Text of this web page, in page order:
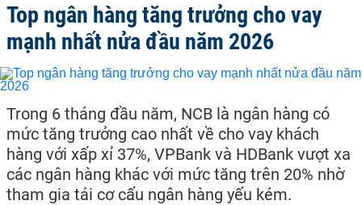
Top ngân hàng tăng trưởng cho vay
mạnh nhất nửa đầu năm 2026
Trong 6 tháng đầu năm, NCB là ngân hàng có
mức tăng trưởng cao nhất về cho vay khách
hàng với xấp xỉ 37%, VPBank và HDBank vượt xa
các ngân hàng khác với mức tăng trên 20% nhờ
tham gia tái cơ cấu ngân hàng yếu kém.